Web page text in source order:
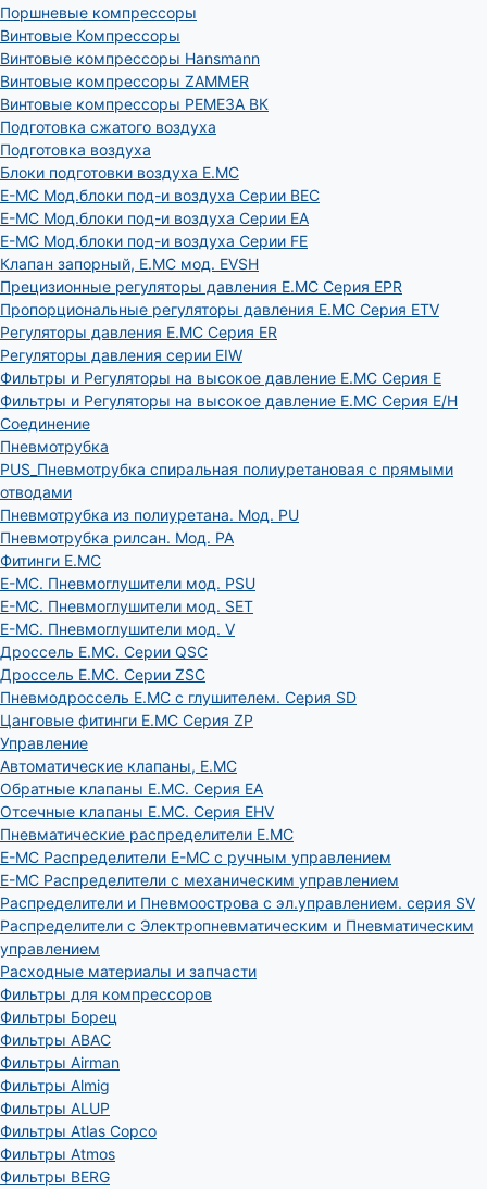
Поршневые компрессоры
Винтовые Компрессоры
Винтовые компрессоры Hansmann
Винтовые компрессоры ZAMMER
Винтовые компрессоры РЕМЕЗА ВК
Подготовка сжатого воздуха
Подготовка воздуха
Блоки подготовки воздуха E.MC
E-MC Мод.блоки под-и воздуха Серии BEC
E-MC Мод.блоки под-и воздуха Серии EA
E-MC Мод.блоки под-и воздуха Серии FE
Клапан запорный, E.MC мод. EVSH
Прецизионные регуляторы давления E.MC Серия EPR
Пропорциональные регуляторы давления E.MC Серия ETV
Регуляторы давления E.MC Серия ER
Регуляторы давления серии EIW
Фильтры и Регуляторы на высокое давление E.MC Серия E
Фильтры и Регуляторы на высокое давление E.MC Серия E/H
Соединение
Пневмотрубка
PUS_Пневмотрубка спиральная полиуретановая с прямыми
отводами
Пневмотрубка из полиуретана. Мод. РU
Пневмотрубка рилсан. Мод. PA
Фитинги E.MC
E-MC. Пневмоглушители мод. PSU
E-MC. Пневмоглушители мод. SET
E-MC. Пневмоглушители мод. V
Дроссель E.MC. Серии QSC
Дроссель E.MC. Серии ZSC
Пневмодроссель E.MC с глушителем. Серия SD
Цанговые фитинги E.MC Серия ZP
Управление
Автоматические клапаны, Е.МС
Обратные клапаны E.MC. Серия EA
Отсечные клапаны E.MC. Серия EHV
Пневматические распределители E.MC
E-MC Распределители E-MC с ручным управлением
E-MC Распределители с механическим управлением
Распределители и Пневмоострова с эл.управлением. серия SV
Распределители с Электропневматическим и Пневматическим
управлением
Расходные материалы и запчасти
Фильтры для компрессоров
Фильтры Борец
Фильтры ABAC
Фильтры Airman
Фильтры Almig
Фильтры ALUP
Фильтры Atlas Copco
Фильтры Atmos
Фильтры BERG